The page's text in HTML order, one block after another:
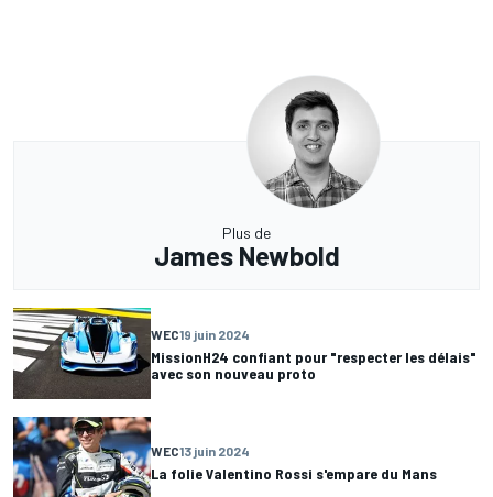
Plus de
James Newbold
WEC19 juin 2024
MissionH24 confiant pour "respecter les délais"
avec son nouveau proto
WEC13 juin 2024
La folie Valentino Rossi s'empare du Mans